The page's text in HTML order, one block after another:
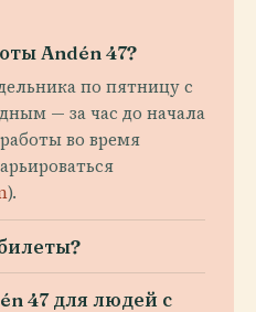
Andén 47?
по пятницу с
— за час до начала
во время
).
47 для людей с